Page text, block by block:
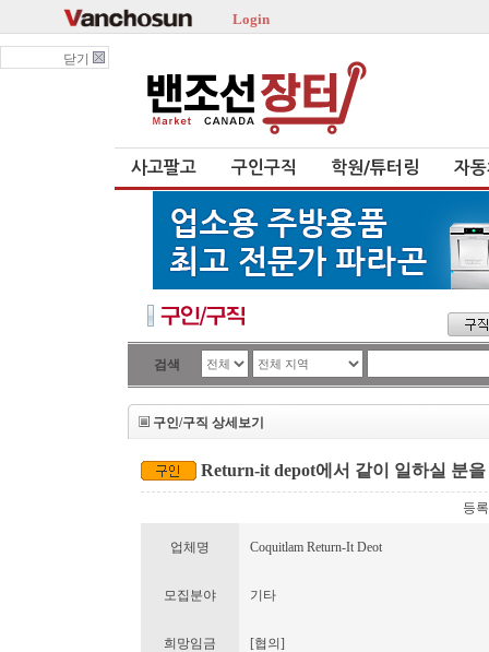
Login
닫기
사고팔고 구인구직 학원/튜터링 자
검색
구인/구직 상세보기
Return-it depot에서 같이 일하실 분
등
업체명 Coquitlam Return-It Deot
모집분야 기타
희망임금 [협의]